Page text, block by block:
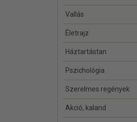
Vallás
Életrajz
Háztartástan
Pszichológia
Szerelmes regények
Akció, kaland